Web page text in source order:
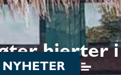
hjerter i